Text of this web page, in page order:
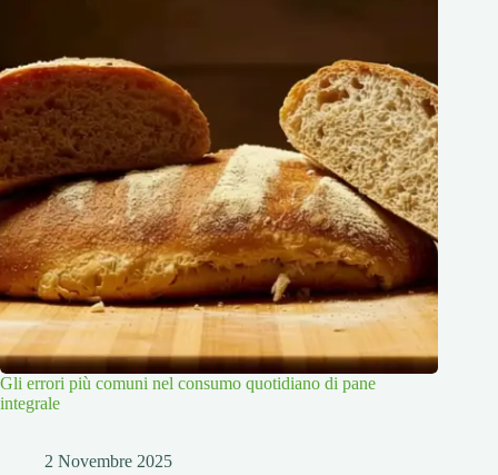
Gli errori più comuni nel consumo quotidiano di pane
integrale
2 Novembre 2025